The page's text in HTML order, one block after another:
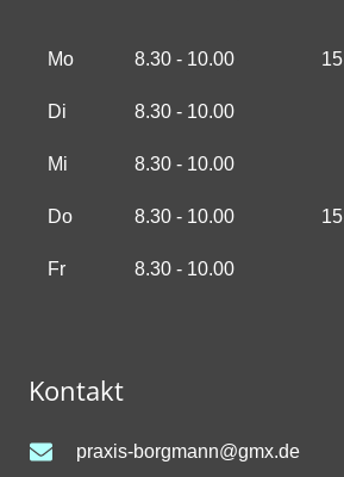
Mo 8.30 - 10.00
Di 8.30 - 10.00
Mi 8.30 - 10.00
Do 8.30 - 10.00
Fr 8.30 - 10.00
Kontakt
praxis-borgmann@gmx.de